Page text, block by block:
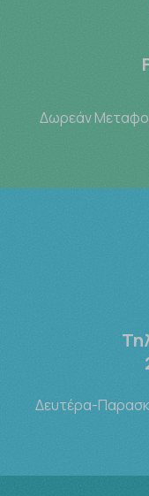
Δωρεάν
Δευτέρα-